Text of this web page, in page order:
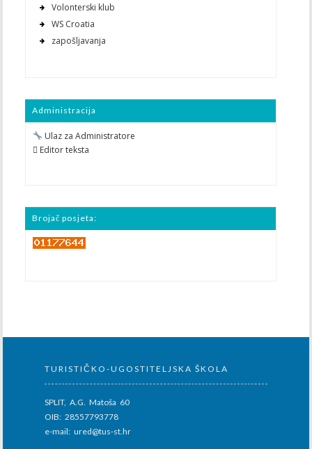
Volonterski klub
WS Croatia
zapošljavanja
Administracija
Ulaz za Administratore
 Editor teksta
Brojač posjeta:
TURISTIČKO-UGOSTITELJSKA ŠKOLA
SPLIT, A.G. Matoša 60
OIB: 28557793778
e-mail: ured@tus-st.hr